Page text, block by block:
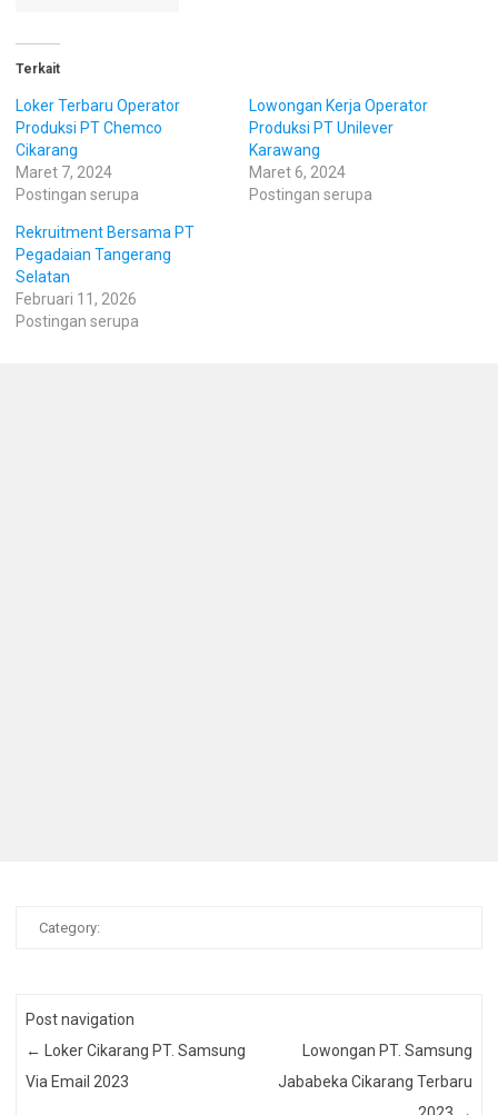
Terkait
Loker Terbaru Operator
Produksi PT Chemco
Cikarang
Maret 7, 2024
Postingan serupa
Lowongan Kerja Operator
Produksi PT Unilever
Karawang
Maret 6, 2024
Postingan serupa
Rekruitment Bersama PT
Pegadaian Tangerang
Selatan
Februari 11, 2026
Postingan serupa
Category:
Post navigation
←
Loker Cikarang PT. Samsung
Via Email 2023
Lowongan PT. Samsung
Jababeka Cikarang Terbaru